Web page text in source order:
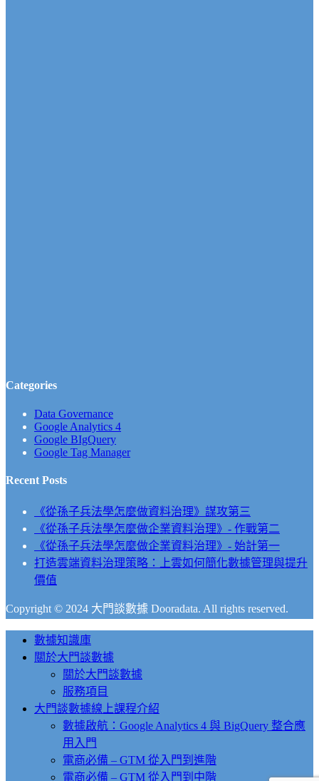
Categories
Data Governance
Google Analytics 4
Google BIgQuery
Google Tag Manager
Recent Posts
《從孫子兵法學怎麼做資料治理》謀攻第三
《從孫子兵法學怎麼做企業資料治理》- 作戰第二
《從孫子兵法學怎麼做企業資料治理》- 始計第一
打造雲端資料治理策略：上雲如何簡化數據管理與提升
價值
Copyright © 2024 大門談數據 Dooradata. All rights reserved.
數據知識庫
關於大門談數據
關於大門談數據
服務項目
大門談數據線上課程介紹
數據啟航：Google Analytics 4 與 BigQuery 整合應
用入門
電商必備 – GTM 從入門到進階
電商必備 – GTM 從入門到中階